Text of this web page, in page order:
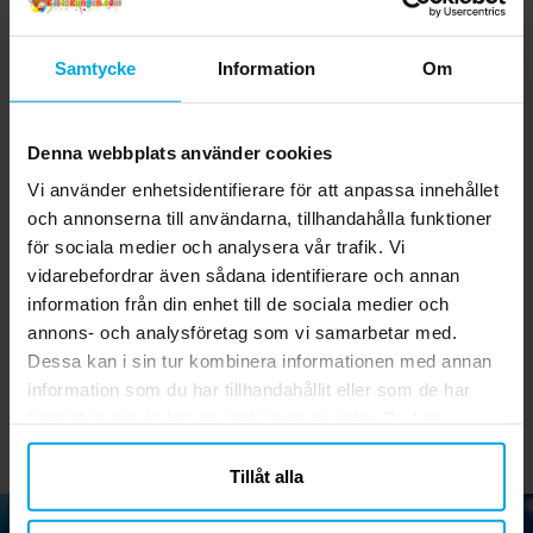
Samtycke Information Om
Denna webbplats använder cookies
Vi använder enhetsidentifierare för att anpassa innehållet
och annonserna till användarna, tillhandahålla funktioner
för sociala medier och analysera vår trafik. Vi
vidarebefordrar även sådana identifierare och annan
information från din enhet till de sociala medier och
annons- och analysföretag som vi samarbetar med.
Dessa kan i sin tur kombinera informationen med annan
information som du har tillhandahållit eller som de har
närsomhelst ändra ditt samtycke.
Tillåt alla
Sifferballonger i
Roséguld 35 cm
Pris :29,00 kr
29,00 kr
GÅ TILL
Sifferballonger Rosa
Metallic 86 cm
Pris:49,00 kr
49,00 kr
GÅ TILL